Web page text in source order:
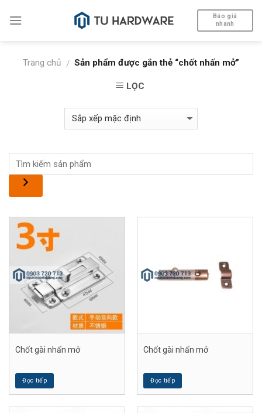
Báo giá
nhanh
Trang chủ / Sản phẩm được gắn thẻ “chốt nhấn mở”
LỌC
Chốt gài nhấn mở
Đọc tiếp
Chốt gài nhấn mở
Đọc tiếp